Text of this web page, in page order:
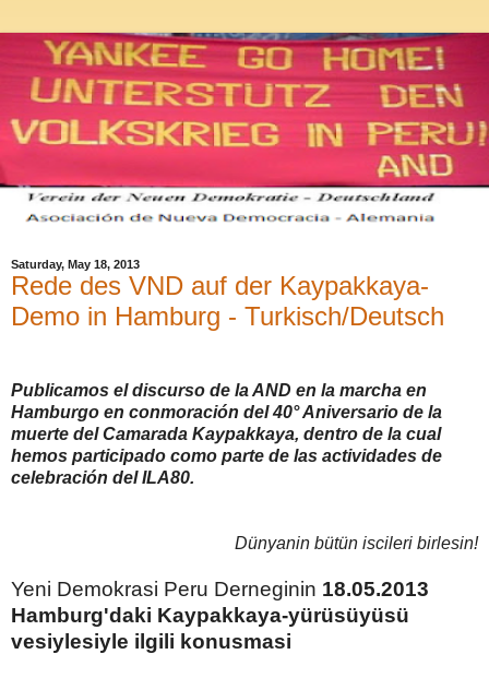
Saturday, May 18, 2013
Rede des VND auf der Kaypakkaya-
Demo in Hamburg - Turkisch/Deutsch
Publicamos el discurso de la AND en la marcha en
Hamburgo en conmoración del 40° Aniversario de la
muerte del Camarada Kaypakkaya, dentro de la cual
hemos participado como parte de las actividades de
celebración del ILA80.
Dünyanin bütün iscileri birlesin!
Yeni Demokrasi Peru Derneginin 18.05.2013
Hamburg'daki Kaypakkaya-yürüsüyüsü
vesiylesiyle ilgili konusmasi